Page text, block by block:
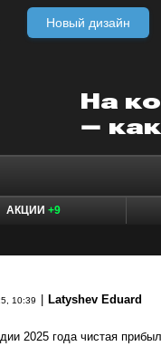
Новый дизайн
АКЦИИ +9
10:39 Latyshev Eduard
2025 года чистая